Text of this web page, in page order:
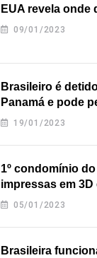
EUA revela onde
09/01/2023
Brasileiro é
Panamá e pode
nos EUA
19/01/2023
1º condomínio
impressas em
Texas
05/01/2023
Brasileira